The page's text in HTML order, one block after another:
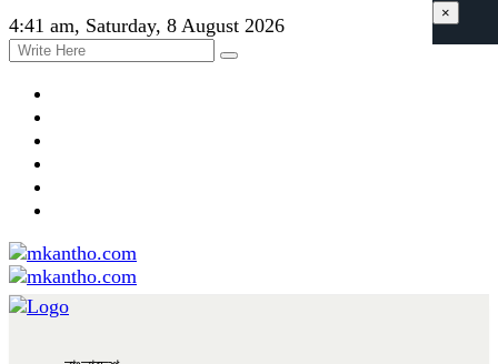
4:41 am, Saturday, 8 August 2026
×